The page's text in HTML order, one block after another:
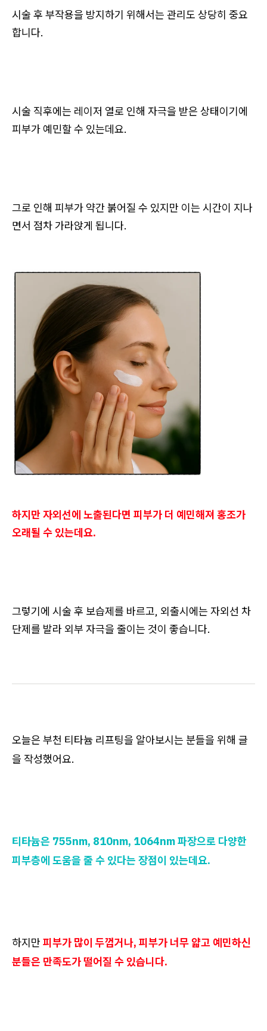
시술 후 부작용을 방지하기 위해서는 관리도 상당히 중요
합니다.
시술 직후에는 레이저 열로 인해 자극을 받은 상태이기에
피부가 예민할 수 있는데요.
그로 인해 피부가 약간 붉어질 수 있지만 이는 시간이 지나
면서 점차 가라앉게 됩니다.
하지만 자외선에 노출된다면 피부가 더 예민해져 홍조가
오래될 수 있는데요.
그렇기에 시술 후 보습제를 바르고, 외출시에는 자외선 차
단제를 발라 외부 자극을 줄이는 것이 좋습니다.
오늘은 부천 티타늄 리프팅을 알아보시는 분들을 위해 글
을 작성했어요.
티타늄은 755nm, 810nm, 1064nm 파장으로 다양한
피부층에 도움을 줄 수 있다는 장점이 있는데요.
하지만 피부가 많이 두껍거나, 피부가 너무 얇고 예민하신
분들은 만족도가 떨어질 수 있습니다.